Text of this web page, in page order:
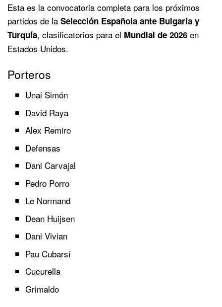
Esta es la convocatoria completa para los próximos
partidos de la Selección Española ante Bulgaria y
Turquía, clasificatorios para el Mundial de 2026 en
Estados Unidos.
Porteros
Unai Simón
David Raya
Alex Remiro
Defensas
Dani Carvajal
Pedro Porro
Le Normand
Dean Huijsen
Dani Vivian
Pau Cubarsí
Cucurella
Grimaldo